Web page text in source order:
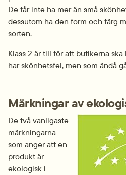
De får inte ha mer än små
dessutom ha den form och färg
sorten.
Klass 2 är till för att butikerna
har skönhetsfel, men som ändå
Märkningar av
De två vanligaste
märkningarna
som anger att en
produkt är
ekologisk i